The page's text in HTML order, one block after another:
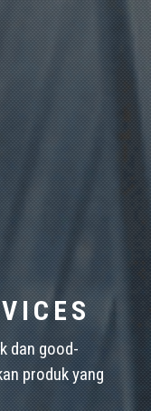
dan good-
produk yang